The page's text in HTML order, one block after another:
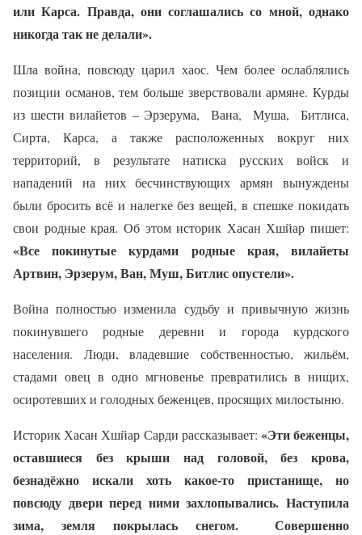
или Карса. Правда, они соглашались со мной, однако
никогда так не делали».
Шла война, повсюду царил хаос. Чем более ослаблялись
позиции османов, тем больше зверствовали армяне. Курды
из шести вилайетов – Эрзерума,
Вана, Муша,
Битлиса,
Сирта, Карса, а также расположенных вокруг них
территорий, в результате натиска русских войск и
нападений на них бесчинствующих армян вынуждены
были бросить всё и налегке без вещей, в спешке покидать
свои родные края. Об этом историк Хасан Хшйар пишет:
«Все покинутые курдами родные края, вилайеты
Артвин, Эрзерум, Ван, Муш, Битлис опустели».
Война полностью изменила судьбу и привычную жизнь
покинувшего родные деревни и города курдского
населения. Люди, владевшие собственностью, жильём,
стадами овец в одно мгновенье превратились в нищих,
осиротевших и голодных беженцев, просящих милостыню.
Историк Хасан Хшйар Сарди рассказывает: «Эти беженцы,
оставшиеся без крыши над головой, без крова,
безнадёжно искали хоть какое-то пристанище, но
повсюду двери перед ними захлопывались. Наступила
зима, земля покрылась снегом.
Совершенно